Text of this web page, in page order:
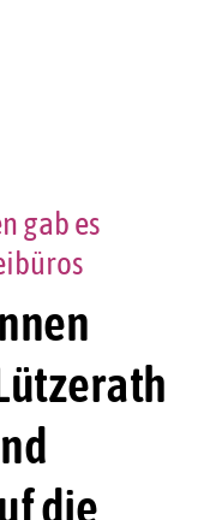
die
gab es